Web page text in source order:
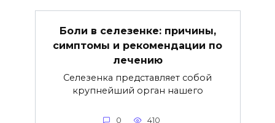
Боли в селезенке: причины,
симптомы и рекомендации по
лечению
Селезенка представляет собой
крупнейший орган нашего
0 410